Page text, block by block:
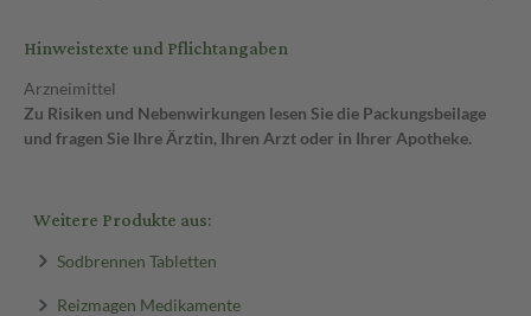
Hinweistexte und Pflichtangaben
Arzneimittel
Zu Risiken und Nebenwirkungen lesen Sie die Packungsbeilage
und fragen Sie Ihre Ärztin, Ihren Arzt oder in Ihrer Apotheke.
Weitere Produkte aus:
Sodbrennen Tabletten
Reizmagen Medikamente